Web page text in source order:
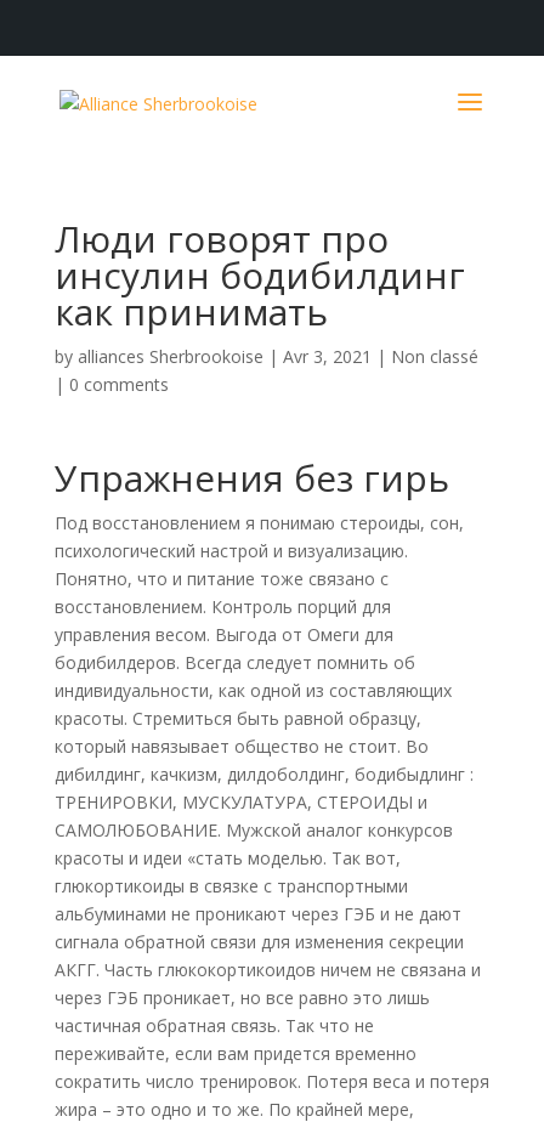
Люди говорят про
инсулин бодибилдинг
как принимать
by alliances Sherbrookoise | Avr 3, 2021 | Non classé
| 0 comments
Упражнения без гирь
Под восстановлением я понимаю стероиды, сон,
психологический настрой и визуализацию.
Понятно, что и питание тоже связано с
восстановлением. Контроль порций для
управления весом. Выгода от Омеги для
бодибилдеров. Всегда следует помнить об
индивидуальности, как одной из составляющих
красоты. Стремиться быть равной образцу,
который навязывает общество не стоит. Во
дибилдинг, качкизм, дилдоболдинг, бодибыдлинг :
ТРЕНИРОВКИ, МУСКУЛАТУРА, СТЕРОИДЫ и
САМОЛЮБОВАНИЕ. Мужской аналог конкурсов
красоты и идеи «стать моделью. Так вот,
глюкортикоиды в связке с транспортными
альбуминами не проникают через ГЭБ и не дают
сигнала обратной связи для изменения секреции
АКГГ. Часть глюкокортикоидов ничем не связана и
через ГЭБ проникает, но все равно это лишь
частичная обратная связь. Так что не
переживайте, если вам придется временно
сократить число тренировок. Потеря веса и потеря
жира – это одно и то же. По крайней мере,